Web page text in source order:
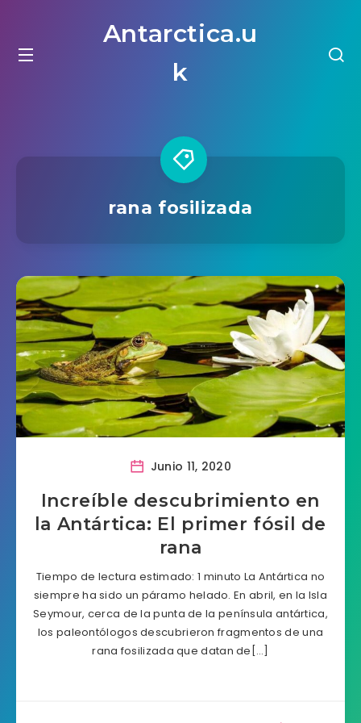
Antarctica.u
k
rana fosilizada
Junio 11, 2020
Increíble descubrimiento en
la Antártica: El primer fósil de
rana
Tiempo de lectura estimado: 1 minuto La Antártica no
siempre ha sido un páramo helado. En abril, en la Isla
Seymour, cerca de la punta de la península antártica,
los paleontólogos descubrieron fragmentos de una
rana fosilizada que datan de[…]